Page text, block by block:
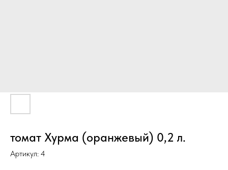
томат Хурма (оранжевый) 0,2 л.
Артикул: 4